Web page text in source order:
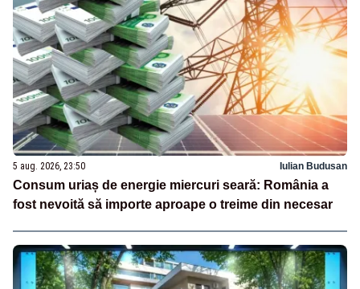
5 aug. 2026, 23:50 Iulian Budusan
Consum uriaș de energie miercuri seară: România a
fost nevoită să importe aproape o treime din necesar